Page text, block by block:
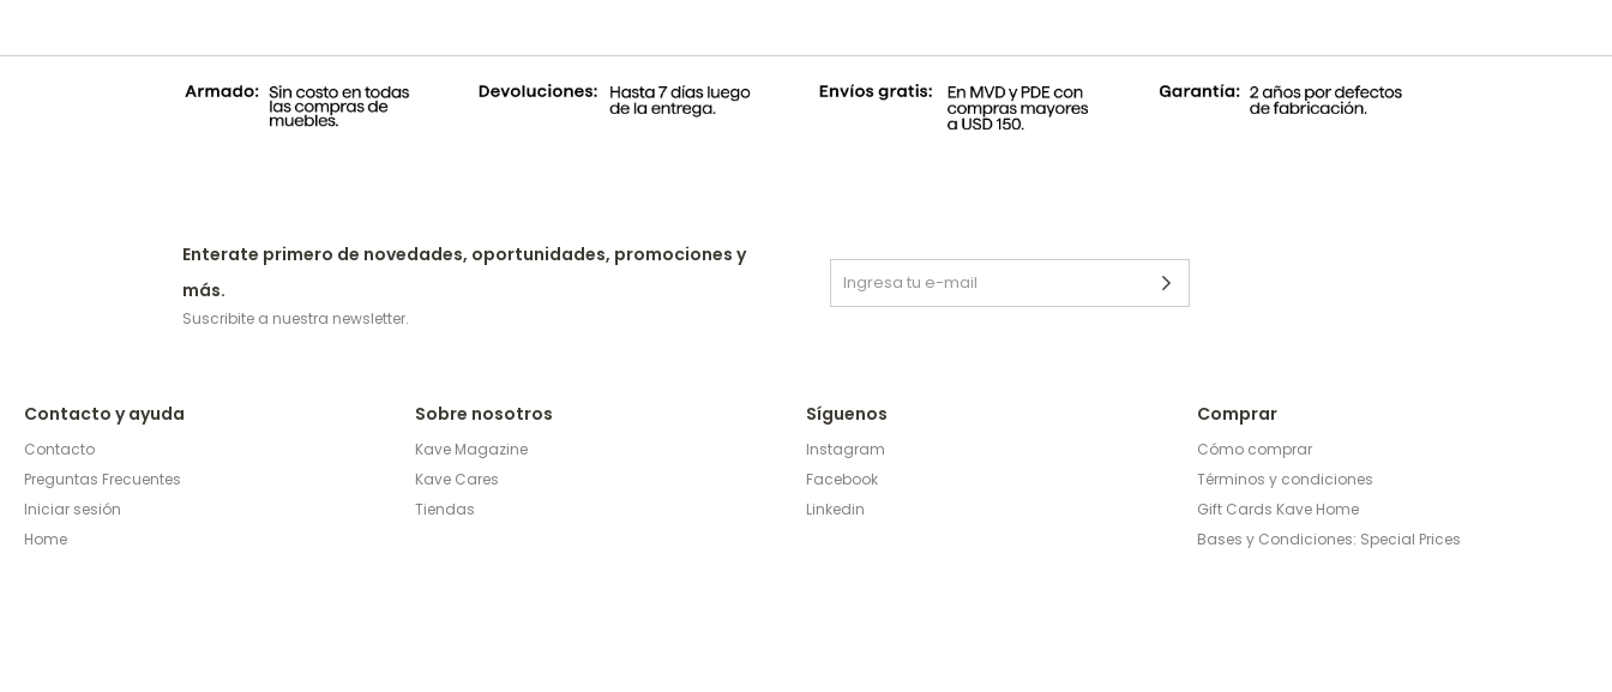
Sobre nosotros
Kave Magazine
Kave Cares
Tiendas
Comprar
Cómo comprar
Términos y condiciones
Gift Cards Kave Home
Bases y Condiciones: Special Prices
Contacto y ayuda
Contacto
Preguntas Frecuentes
Iniciar sesión
Home
Síguenos
Instagram
Facebook
Linkedin
Enterate primero de novedades, oportunidades, promociones y
más.
Suscribite a nuestra newsletter.